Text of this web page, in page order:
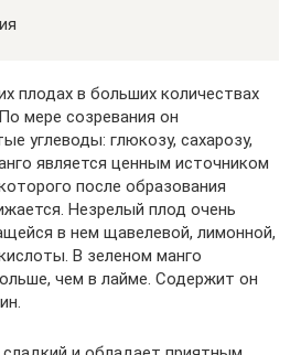
плодах в больших количествах
мере созревания он
углеводы: глюкозу, сахарозу,
является ценным источником
после образования
Незрелый плод очень
в нем щавелевой, лимонной,
В зеленом манго
чем в лайме. Содержит он